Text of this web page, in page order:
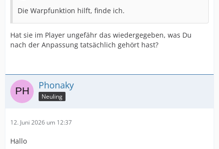
Die Warpfunktion hilft, finde ich.
Hat sie im Player ungefähr das wiedergegeben, was Du
nach der Anpassung tatsächlich gehört hast?
Phonaky
Neuling
12. Juni 2026 um 12:37
Hallo